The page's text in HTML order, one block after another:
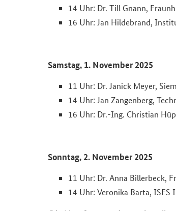
14 Uhr: Dr. Till Gnann,
16 Uhr: Jan Hildebrand,
Samstag, 1. November 2025
11 Uhr: Dr. Janick Meyer,
14 Uhr: Jan Zangenberg,
16 Uhr: Dr.-Ing. Christian
Sonntag, 2. November 2025
11 Uhr: Dr. Anna Billerbeck,
14 Uhr: Veronika Barta,